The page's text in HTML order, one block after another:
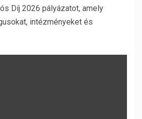
Díj 2026 pályázatot, amely
intézményeket és